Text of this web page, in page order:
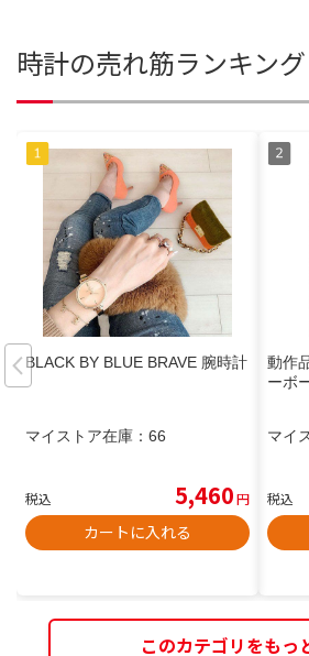
時計の売れ筋ランキング
BLACK BY BLUE BRAVE 腕時計
マイストア在庫： 66
税込 5,460円
カートに入れる
動作
ーボ
マイ
税込
このカテゴリをもっ